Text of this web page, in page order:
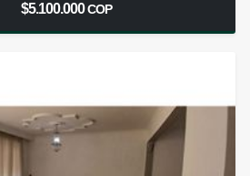
$5.100.000COP